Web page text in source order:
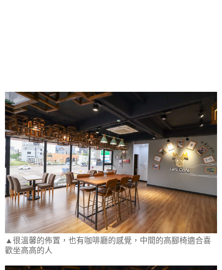
▲很溫馨的佈置，也有咖啡廳的感覺，中間的高腳椅適合喜
歡坐高高的人